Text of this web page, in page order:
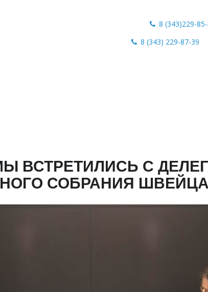
8 (343)229-
8 (343) 229-87-39
ВСТРЕТИЛИСЬ С
СОБРАНИЯ